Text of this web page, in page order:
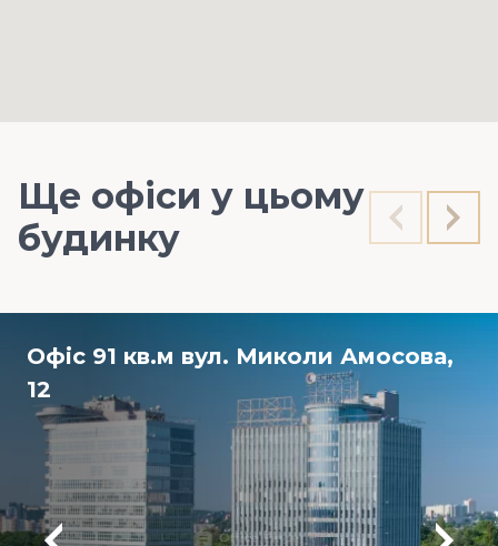
Ще офіси у цьому
будинку
Офіс 91 кв.м вул. Миколи Амосова,
12